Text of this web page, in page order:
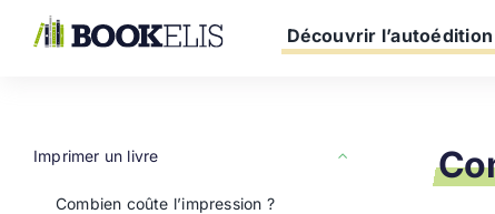
Découvrir l’autoédition
Imprimer un livre
Combien coûte l’impression ?